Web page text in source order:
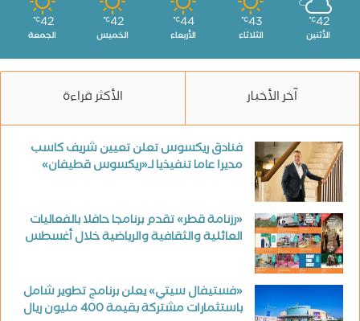
42
℃
الأثنين
43
℃
الثلاثاء
44
℃
الأربعاء
42
℃
الخميس
42
℃
الجمعة
آخر الأخبار الأكثر قراءة
فنادق ريكسوس تعلن تعيين شريف كاسب
مديرا عاما تنفيذيا لـ«ريكسوس قطيفان»
«رزنامة قطر» تقدم برنامجا حافلا بالفعاليات
العائلية والثقافية والرياضية خلال أغسطس
«فستيفال سيتي» يعلن برنامج تطوير شامل
باستثمارات مشتركة بقيمة 400 مليون ريال